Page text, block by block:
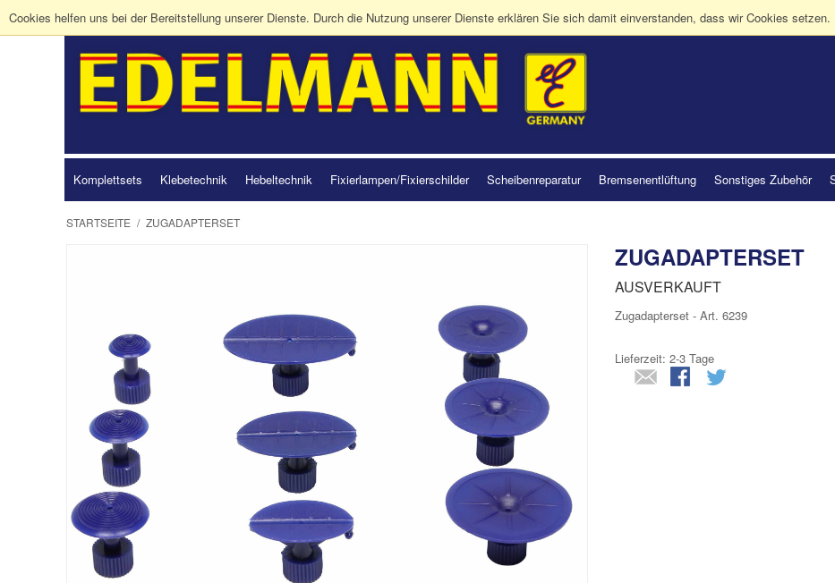
Cookies helfen uns bei der Bereitstellung unserer Dienste. Durch die Nutzung unserer Dienste erklären Sie sich damit einverstanden, dass wir Cookies setzen.
Komplettsets Klebetechnik Hebeltechnik Fixierlampen/Fixierschilder Scheibenreparatur Bremsenentlüftung Sonstiges Zubehör
STARTSEITE / ZUGADAPTERSET
ZUGADAPTERSET
AUSVERKAUFT
Zugadapterset - Art. 6239
Lieferzeit: 2-3 Tage